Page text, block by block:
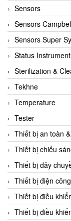
BUSCHJOST
Calectro
Campbell
Canneed Vietnam
Cantoni
CAPS
CAREL Parts
CCS
CD Automation
CEAG
CEIA Vietnam
Celduc Vietnam
Cemb
Centec GmbH
Sensors
Sensors
Sensors Super
Status
Sterilization &
Tekhne
Temperature
Tester
Thiết bị an toàn
Thiết bị chiếu
Thiết bị dây
Thiết bị điện
Thiết bị điều
Thiết bị điều